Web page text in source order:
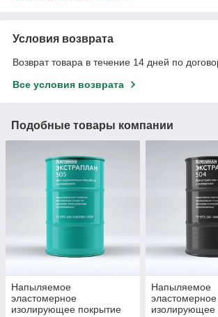
Условия возврата
Возврат товара в течение 14 дней по
Все условия возврата
Подобные товары компании
Напыляемое
эластомерное
изолирующее покрытие
Напыляемое
эластомерное
изолирующее